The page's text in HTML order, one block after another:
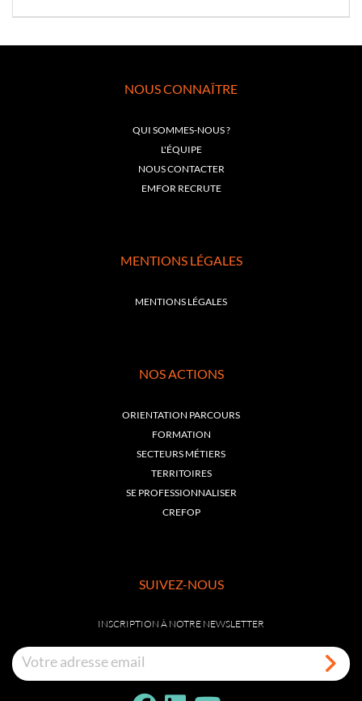
NOUS CONNAÎTRE
QUI SOMMES-NOUS ?
L'ÉQUIPE
NOUS CONTACTER
EMFOR RECRUTE
MENTIONS LÉGALES
MENTIONS LÉGALES
NOS ACTIONS
ORIENTATION PARCOURS
FORMATION
SECTEURS MÉTIERS
TERRITOIRES
SE PROFESSIONNALISER
CREFOP
SUIVEZ-NOUS
INSCRIPTION À NOTRE NEWSLETTER